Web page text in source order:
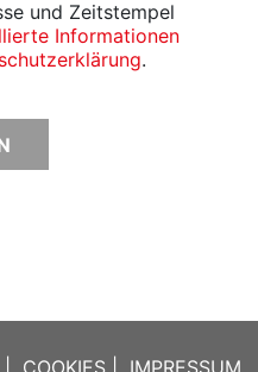
und Zeitstempel
Informationen
.
COOKIES IMPRESSUM